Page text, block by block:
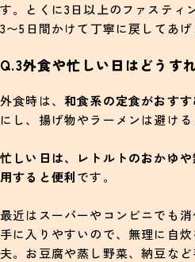
す。とくに3日以上のファスティ
3〜5日間かけて丁寧に戻してあげ
Q.3外食や忙しい日はどうす
外食時は、 和食系の定食がおすす
にし、揚げ物やラーメンは避ける
忙しい日は、レトルトのおかゆ
用すると便利です。
最近はスーパーやコンビニでも
手に入りやすいので、無理に自
夫。お豆腐や蒸し野菜、納豆な